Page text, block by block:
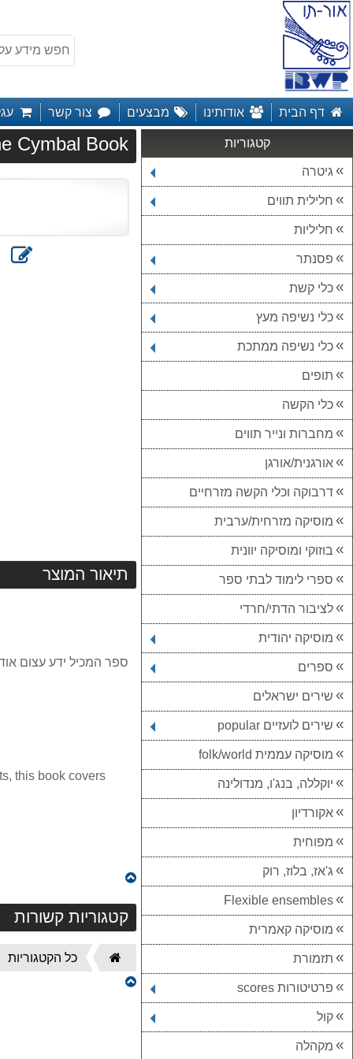
דף הבית אודותינו מבצעים צור קשר
קטגוריות
גיטרה
חלילית תווים
חליליות
פסנתר
כלי קשת
כלי נשיפה מעץ
כלי נשיפה ממתכת
תופים
כלי הקשה
מחברות ונייר תווים
אורגנית/אורגן
דרבוקה וכלי הקשה מזרחיים
מוסיקה מזרחית/ערבית
בוזוקי ומוסיקה יוונית
ספרי לימוד לבתי ספר
לציבור הדתי/חרדי
מוסיקה יהודית
ספרים
שירים ישראלים
שירים לועזיים popular
מוסיקה עממית folk/world
יוקללה, בנג'ו, מנדולינה
אקורדיון
מפוחית
ג'אז, בלוז, רוק
Flexible ensembles
מוסיקה קאמרית
תזמורת
פרטיטורות scores
קול
מקהלה
Cymbal Book
כתוב
תיאור המוצר
ספר המכיל ידע עצום
this book covers
קטגוריות קשורות
דף
הבית
כל הקטגוריות